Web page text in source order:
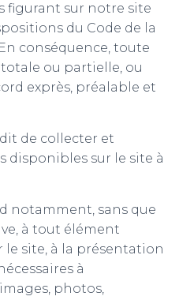
figurant sur notre site
du Code de la
conséquence, toute
ou partielle, ou
exprès, préalable et
de collecter et
disponibles sur le site à
notamment, sans que
à tout élément
site, à la présentation
à
photos,